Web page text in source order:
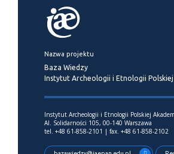
Nazwa projektu
Baza Wiedzy
Instytut Archeologii i Etnologii
Instytut Archeologii i Etnologii Polskiej
Al. Solidarności 105, 00-140 Warszawa
tel. +48 61-858-2101 | fax. +48 61-858-2102